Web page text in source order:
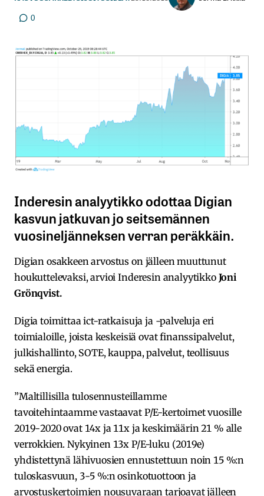
0
Inderesin analyytikko odottaa Digian
kasvun jatkuvan jo seitsemännen
vuosineljänneksen verran peräkkäin.
Digian osakkeen arvostus on jälleen muuttunut
houkuttelevaksi, arvioi Inderesin analyytikko Joni
Grönqvist.
Digia toimittaa ict-ratkaisuja ja -palveluja eri
toimialoille, joista keskeisiä ovat finanssipalvelut,
julkishallinto, SOTE, kauppa, palvelut, teollisuus
sekä energia.
”Maltillisilla tulosennusteillamme
tavoitehintaamme vastaavat P/E-kertoimet vuosille
2019-2020 ovat 14x ja 11x ja keskimäärin 21 % alle
verrokkien. Nykyinen 13x P/E-luku (2019e)
yhdistettynä lähivuosien ennustettuun noin 15 %:n
tuloskasvuun, 3-5 %:n osinkotuottoon ja
arvostuskertoimien nousuvaraan tarjoavat jälleen